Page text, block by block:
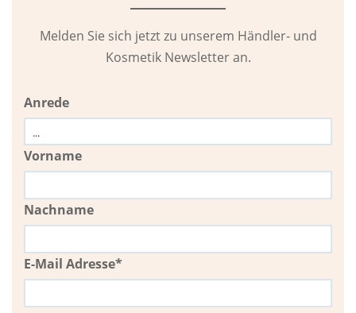
Melden Sie sich jetzt zu unserem Händler- und
Kosmetik Newsletter an.
Anrede
Vorname
Nachname
E-Mail Adresse*